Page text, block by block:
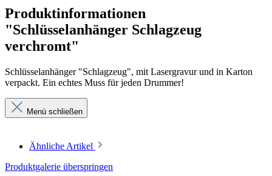
Produktinformationen
"Schlüsselanhänger Schlagzeug
verchromt"
Schlüsselanhänger "Schlagzeug", mit Lasergravur und in Karton
verpackt. Ein echtes Muss für jeden Drummer!
Menü schließen
Ähnliche Artikel
Produktgalerie überspringen